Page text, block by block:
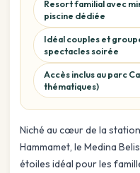
Resort familial avec
piscine dédiée
Idéal couples et
spectacles soirée
Accès inclus au parc
thématiques)
Niché au cœur de la
Hammamet, le Medina
étoiles idéal pour les